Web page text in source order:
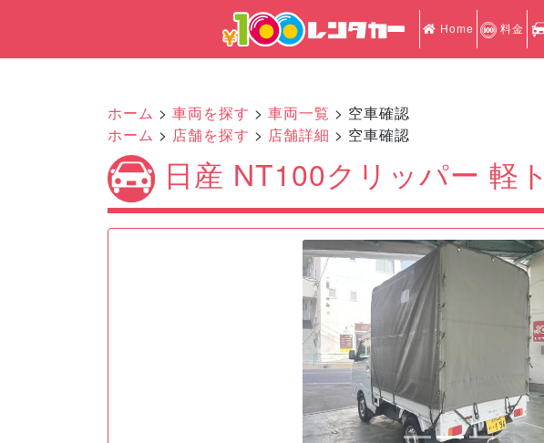
Home 料金
ホーム > 車両を探す > 車両一覧 > 空車確認
ホーム > 店舗を探す > 店舗詳細 > 空車確認
日産 NT100クリッパー 軽
Previous